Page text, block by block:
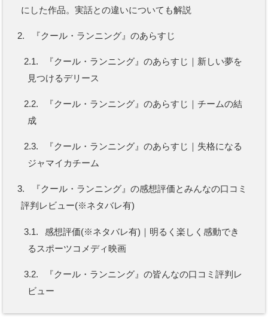
にした作品。実話との違いについても解説
2. 『クール・ランニング』のあらすじ
2.1.
『クール・ランニング』のあらすじ｜新しい夢を
見つけるデリース
2.2.
『クール・ランニング』のあらすじ｜チームの結
成
2.3.
『クール・ランニング』のあらすじ｜失格になる
ジャマイカチーム
3.
『クール・ランニング』の感想評価とみんなの口コミ
評判レビュー(※ネタバレ有)
3.1.
感想評価(※ネタバレ有)｜明るく楽しく感動でき
るスポーツコメディ映画
3.2.
『クール・ランニング』の皆んなの口コミ評判レ
ビュー